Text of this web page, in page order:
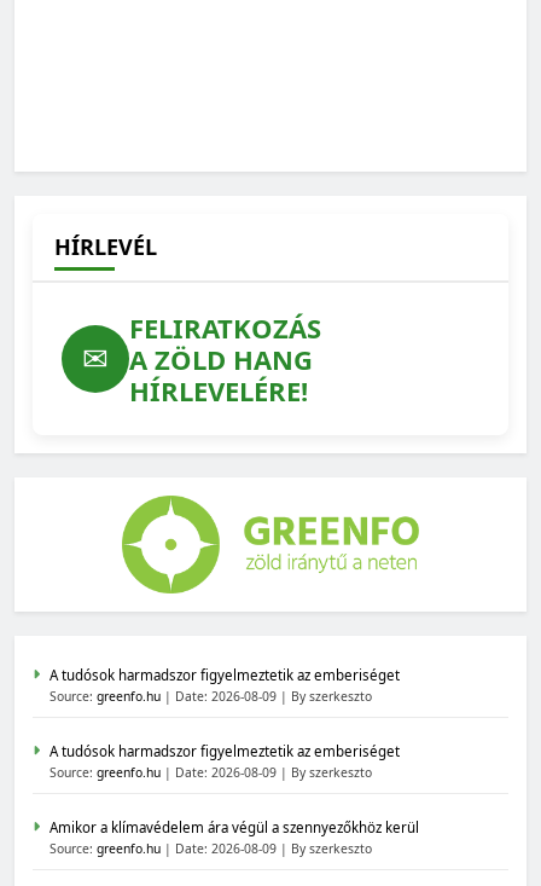
HÍRLEVÉL
✉
FELIRATKOZÁS
A ZÖLD HANG
HÍRLEVELÉRE!
A tudósok harmadszor figyelmeztetik az emberiséget
Source: greenfo.hu Date: 2026-08-09 By szerkeszto
A tudósok harmadszor figyelmeztetik az emberiséget
Source: greenfo.hu Date: 2026-08-09 By szerkeszto
Amikor a klímavédelem ára végül a szennyezőkhöz kerül
Source: greenfo.hu Date: 2026-08-09 By szerkeszto